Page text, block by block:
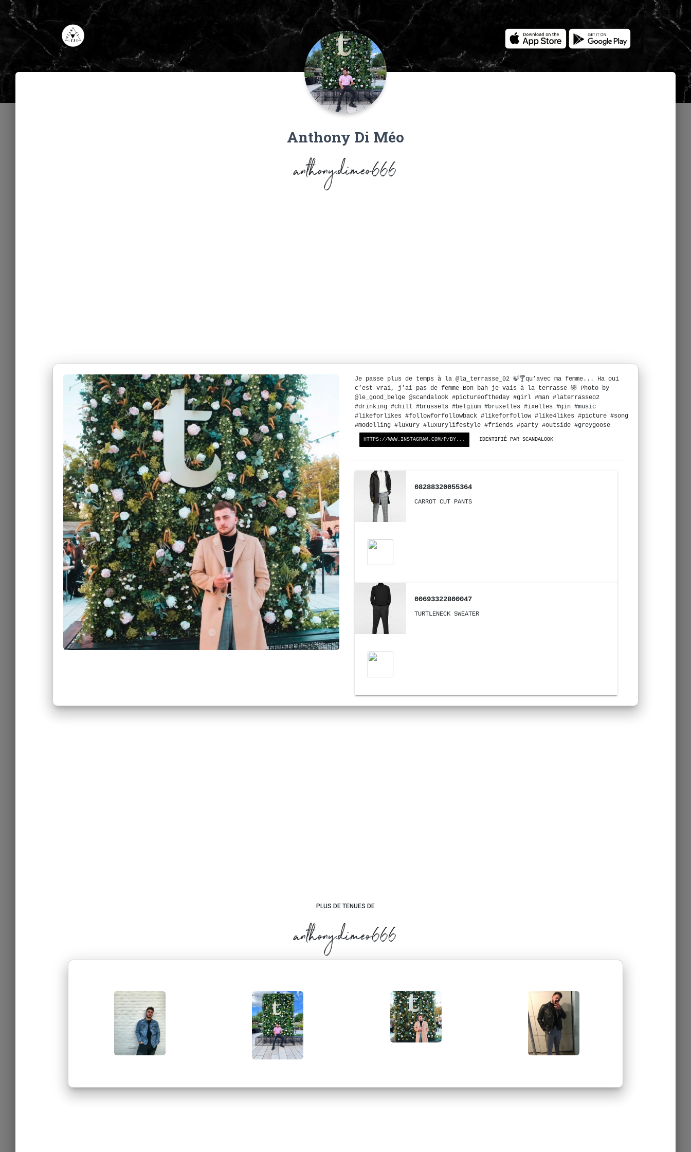
Anthony Di Méo
anthony.dimeo666
Je passe plus de temps à la @la_terrasse_02 🍃🍸qu’avec ma femme... Ha oui
c’est vrai, j’ai pas de femme Bon bah je vais à la terrasse 🤣 Photo by
@le_good_belge @scandalook #pictureoftheday #girl #man #laterrasseo2
#drinking #chill #brussels #belgium #bruxelles #ixelles #gin #music
#likeforlikes #followforfollowback #likeforfollow #like4likes #picture #song
#modelling #luxury #luxurylifestyle #friends #party #outside #greygoose
HTTPS://WWW.INSTAGRAM.COM/P/BY... IDENTIFIÉ PAR SCANDALOOK
08288320055364
CARROT CUT PANTS
00693322800047
TURTLENECK SWEATER
PLUS DE TENUES DE
anthony.dimeo666